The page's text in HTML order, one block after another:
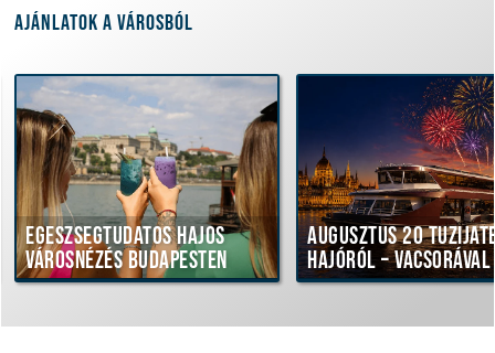
Ajánlatok a városból
hajós
Budapesten
Augusztus 20 tűzijáték
hajóról – vacsorával